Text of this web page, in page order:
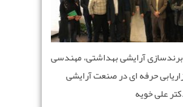
برندسازی آرایشی بهداشتی، مهندسی
حرفه ای در صنعت آرایشی
علی خویه